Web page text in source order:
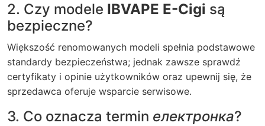
2. Czy modele IBVAPE E-Cigi są
bezpieczne?
Większość renomowanych modeli spełnia podstawowe
standardy bezpieczeństwa; jednak zawsze sprawdź
certyfikaty i opinie użytkowników oraz upewnij się, że
sprzedawca oferuje wsparcie serwisowe.
3. Co oznacza termin електронка?